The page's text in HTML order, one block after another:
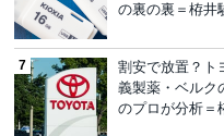
の裏の裏＝栫井
割安で放置？ト
義製薬・ベルク
のプロが分析＝